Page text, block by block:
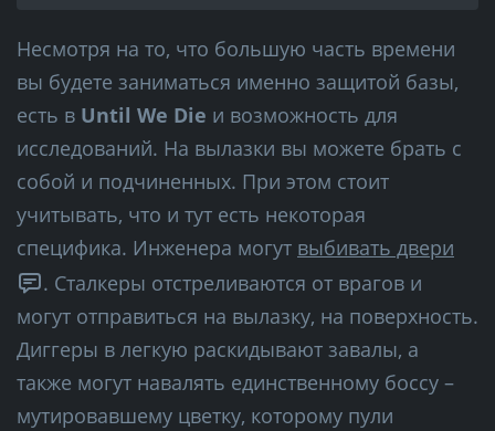
Несмотря на то, что большую часть времени
вы будете заниматься именно защитой базы,
есть в Until We Die и возможность для
исследований. На вылазки вы можете брать с
собой и подчиненных. При этом стоит
учитывать, что и тут есть некоторая
специфика. Инженера могут выбивать двери
. Сталкеры отстреливаются от врагов и
могут отправиться на вылазку, на поверхность.
Диггеры в легкую раскидывают завалы, а
также могут навалять единственному боссу –
мутировавшему цветку, которому пули